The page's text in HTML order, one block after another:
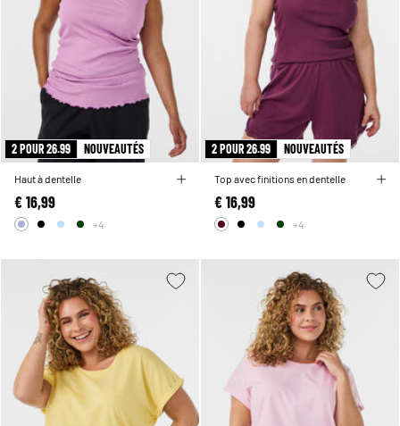
2 POUR 26.99 NOUVEAUTÉS
Haut à dentelle
€ 16,99
+4
2 POUR 26.99 NOUVEAUTÉS
Top avec finitions en dentelle
€ 16,99
+4